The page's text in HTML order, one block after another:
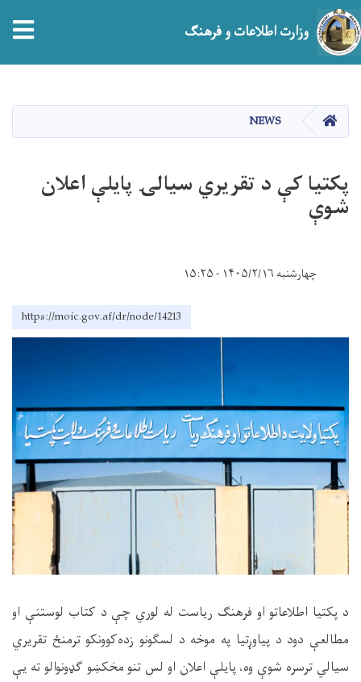
content
وزارت اطلاعات و فرهنگ
صفحه اصلیNEWS
پکتیا کې د تقریري سیالۍ پایلې اعلان
شوې
چهارشنبه ۱۴۰۵/۲/۱۶ - ۱۵:۲۵
https://moic.gov.af/dr/node/14213
د پکتیا اطلاعاتو او فرهنګ ریاست له لوري چې د کتاب لوستنې او
مطالعې دود د پیاوړتیا په موخه د لسګونو زده‌کوونکو ترمنځ تقریري
سیالي ترسره شوې وه، پایلې اعلان او لس تنو مخکښو ګډونوالو ته یې